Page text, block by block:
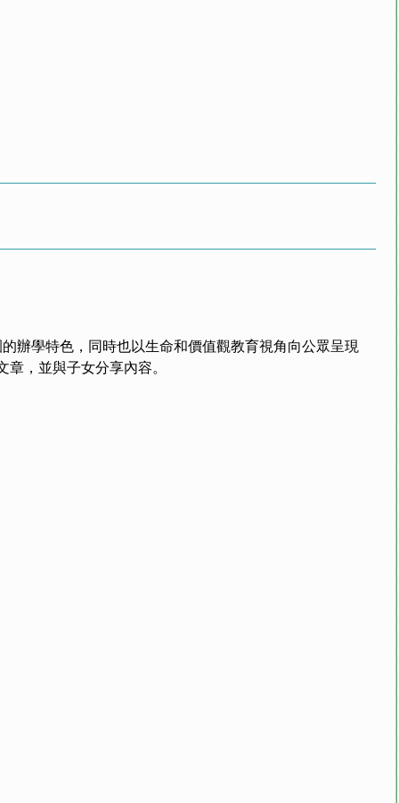
學特色，同時也以生命和價值觀教育視角向公眾呈現
，並與子女分享內容。